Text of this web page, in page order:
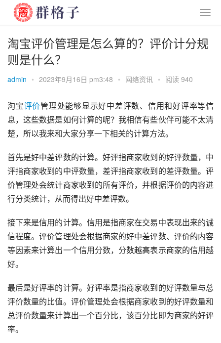
淘宝评价管理是怎么算的？评价计分规
则是什么？
admin • 2023年9月16日 pm3:48 • 网络资讯 • 阅读 940
淘宝评价管理处能够显示好中差评数、信用和好评率等信
息，这些数据是如何计算的呢？我相信有些伙伴可能不太清
楚，所以我来和大家分享一下相关的计算方法。
首先是好中差评数的计算。好评指商家收到的好评数量，中
评指商家收到的中评数量，差评指商家收到的差评数量。评
价管理处会统计商家收到的所有评价，并根据评价的内容进
行分类统计，从而得出好中差评数。
接下来是信用的计算。信用是指商家在交易中表现出来的诚
信程度。评价管理处会根据商家的好中差评数、评价的内容
等因素来计算出一个信用分数，分数越高表示商家的信用越
好。
最后是好评率的计算。好评率是指商家收到的好评数量与总
评价数量的比值。评价管理处会根据商家收到的好评数量和
总评价数量来计算出一个百分比，该百分比即为商家的好评
率。